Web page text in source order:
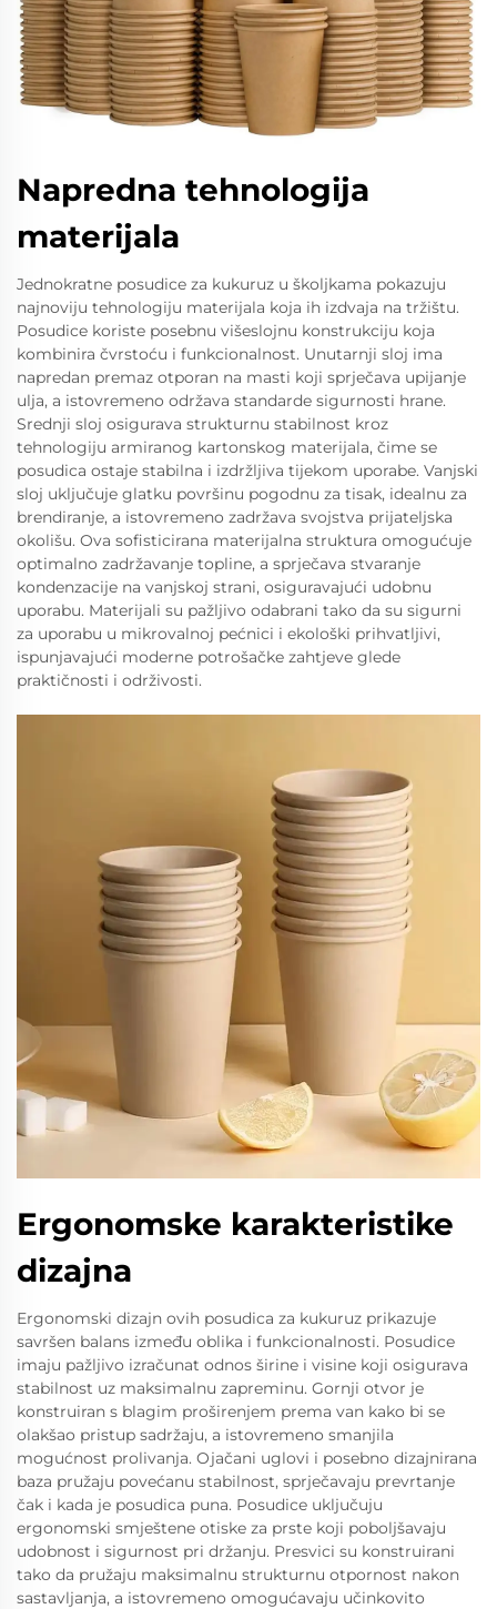
Napredna tehnologija
materijala
Jednokratne posudice za kukuruz u školjkama pokazuju
najnoviju tehnologiju materijala koja ih izdvaja na tržištu.
Posudice koriste posebnu višeslojnu konstrukciju koja
kombinira čvrstoću i funkcionalnost. Unutarnji sloj ima
napredan premaz otporan na masti koji sprječava upijanje
ulja, a istovremeno održava standarde sigurnosti hrane.
Srednji sloj osigurava strukturnu stabilnost kroz
tehnologiju armiranog kartonskog materijala, čime se
posudica ostaje stabilna i izdržljiva tijekom uporabe. Vanjski
sloj uključuje glatku površinu pogodnu za tisak, idealnu za
brendiranje, a istovremeno zadržava svojstva prijateljska
okolišu. Ova sofisticirana materijalna struktura omogućuje
optimalno zadržavanje topline, a sprječava stvaranje
kondenzacije na vanjskoj strani, osiguravajući udobnu
uporabu. Materijali su pažljivo odabrani tako da su sigurni
za uporabu u mikrovalnoj pećnici i ekološki prihvatljivi,
ispunjavajući moderne potrošačke zahtjeve glede
praktičnosti i održivosti.
Ergonomske karakteristike
dizajna
Ergonomski dizajn ovih posudica za kukuruz prikazuje
savršen balans između oblika i funkcionalnosti. Posudice
imaju pažljivo izračunat odnos širine i visine koji osigurava
stabilnost uz maksimalnu zapreminu. Gornji otvor je
konstruiran s blagim proširenjem prema van kako bi se
olakšao pristup sadržaju, a istovremeno smanjila
mogućnost prolivanja. Ojačani uglovi i posebno dizajnirana
baza pružaju povećanu stabilnost, sprječavaju prevrtanje
čak i kada je posudica puna. Posudice uključuju
ergonomski smještene otiske za prste koji poboljšavaju
udobnost i sigurnost pri držanju. Presvici su konstruirani
tako da pružaju maksimalnu strukturnu otpornost nakon
sastavljanja, a istovremeno omogućavaju učinkovito